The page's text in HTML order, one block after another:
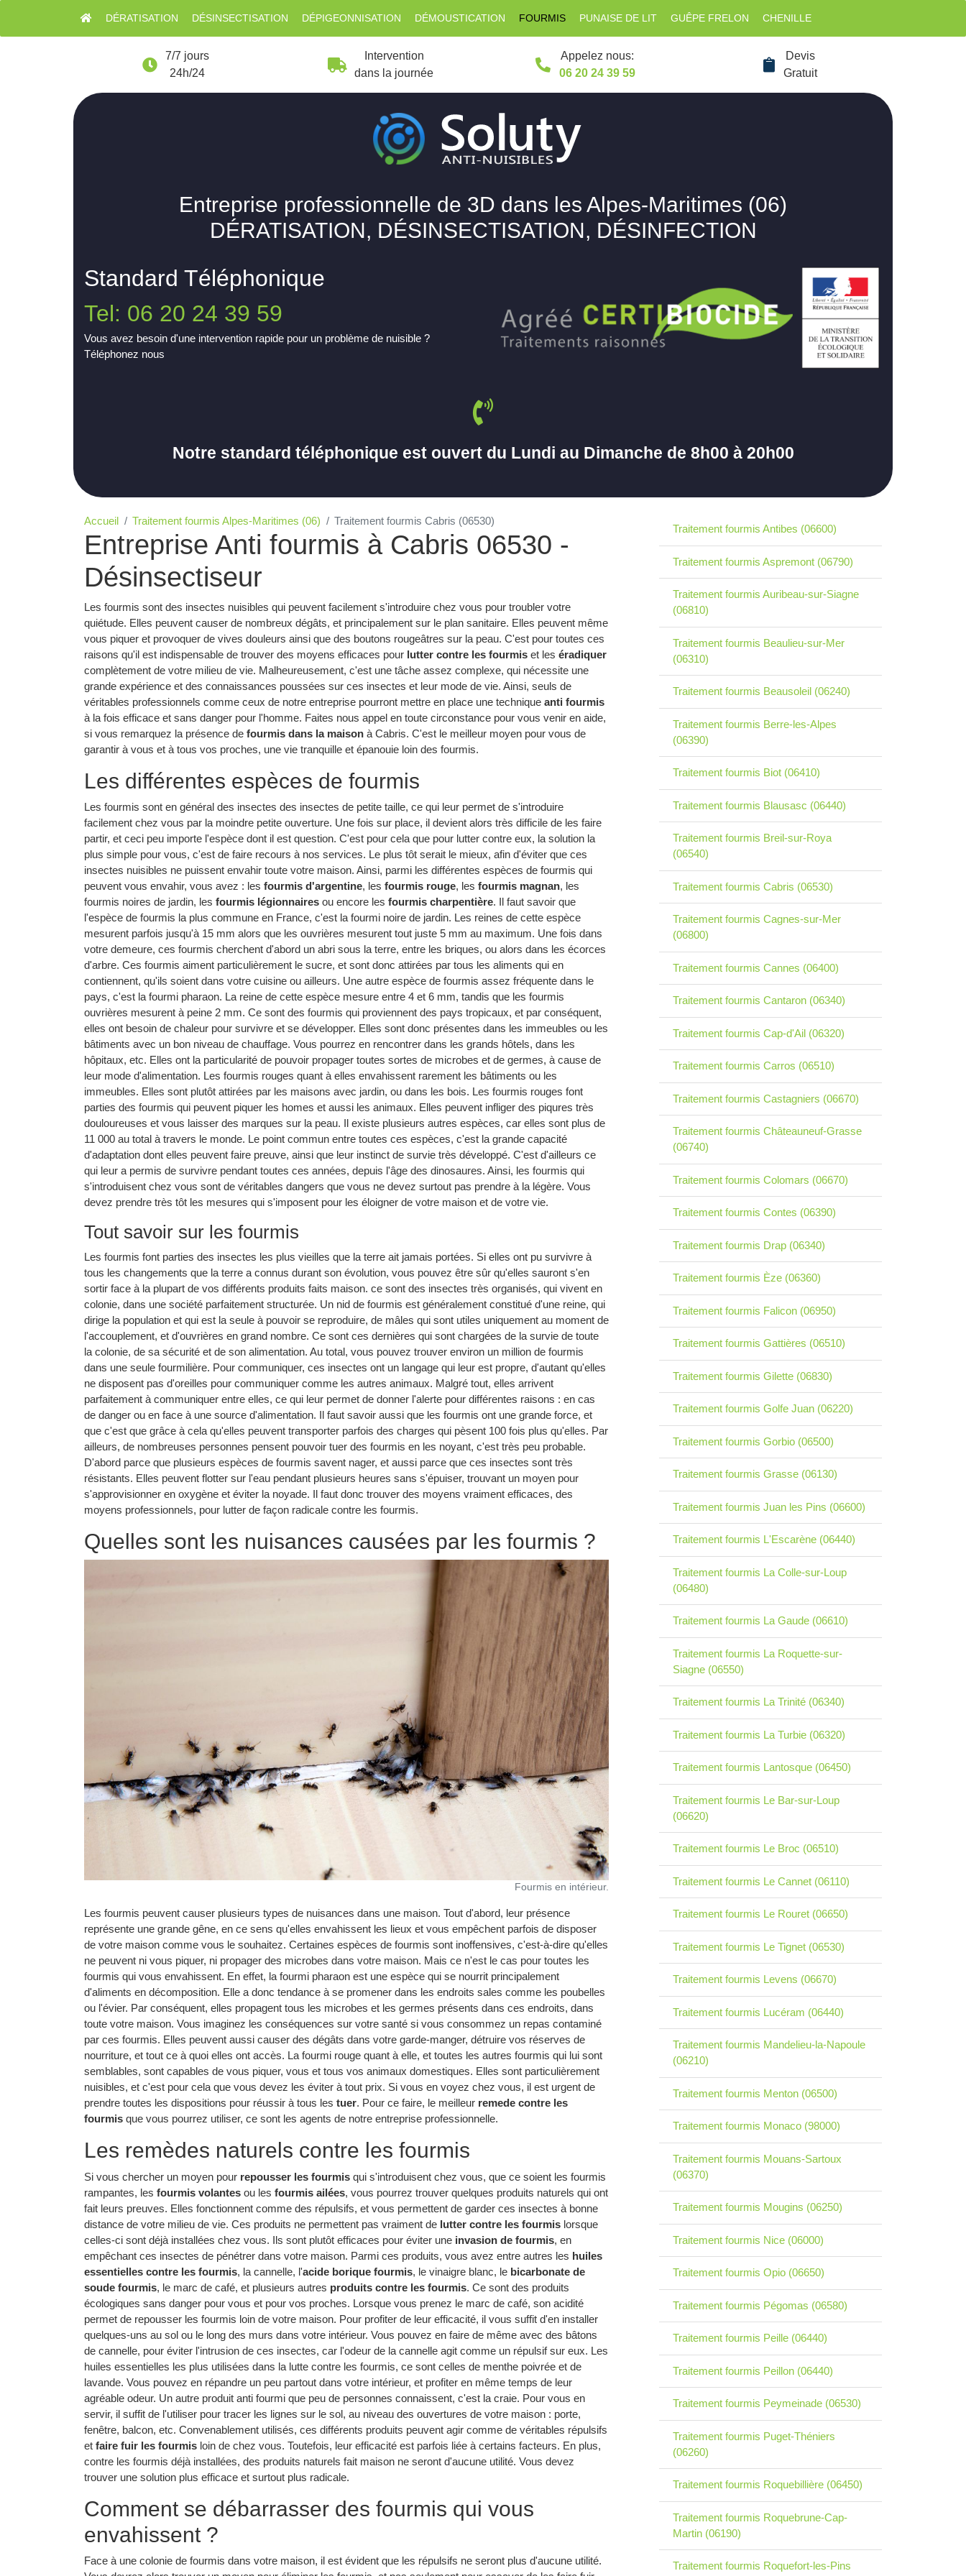
DÉRATISATION DÉSINSECTISATION DÉPIGEONNISATION DÉMOUSTICATION FOURMIS PUNAISE DE LIT GUÊPE FRELON CHENILLE
7/7 jours
24h/24
Intervention
dans la journée
Appelez nous:
06 20 24 39 59
Devis
Gratuit
Entreprise professionnelle de 3D dans les Alpes-Maritimes (06)
DÉRATISATION, DÉSINSECTISATION, DÉSINFECTION
Standard Téléphonique
Tel: 06 20 24 39 59
Vous avez besoin d'une intervention rapide pour un problème de nuisible ?
Téléphonez nous
Notre standard téléphonique est ouvert du Lundi au Dimanche de 8h00 à 20h00
Accueil Traitement fourmis Alpes-Maritimes (06) Traitement fourmis Cabris (06530)
Entreprise Anti fourmis à Cabris 06530 -
Désinsectiseur
Les fourmis sont des insectes nuisibles qui peuvent facilement s'introduire chez vous pour troubler votre
quiétude. Elles peuvent causer de nombreux dégâts, et principalement sur le plan sanitaire. Elles peuvent même
vous piquer et provoquer de vives douleurs ainsi que des boutons rougeâtres sur la peau. C'est pour toutes ces
raisons qu'il est indispensable de trouver des moyens efficaces pour lutter contre les fourmis et les éradiquer
complètement de votre milieu de vie. Malheureusement, c'est une tâche assez complexe, qui nécessite une
grande expérience et des connaissances poussées sur ces insectes et leur mode de vie. Ainsi, seuls de
véritables professionnels comme ceux de notre entreprise pourront mettre en place une technique anti fourmis
à la fois efficace et sans danger pour l'homme. Faites nous appel en toute circonstance pour vous venir en aide,
si vous remarquez la présence de fourmis dans la maison à Cabris. C'est le meilleur moyen pour vous de
garantir à vous et à tous vos proches, une vie tranquille et épanouie loin des fourmis.
Les différentes espèces de fourmis
Les fourmis sont en général des insectes des insectes de petite taille, ce qui leur permet de s'introduire
facilement chez vous par la moindre petite ouverture. Une fois sur place, il devient alors très difficile de les faire
partir, et ceci peu importe l'espèce dont il est question. C'est pour cela que pour lutter contre eux, la solution la
plus simple pour vous, c'est de faire recours à nos services. Le plus tôt serait le mieux, afin d'éviter que ces
insectes nuisibles ne puissent envahir toute votre maison. Ainsi, parmi les différentes espèces de fourmis qui
peuvent vous envahir, vous avez : les fourmis d'argentine, les fourmis rouge, les fourmis magnan, les
fourmis noires de jardin, les fourmis légionnaires ou encore les fourmis charpentière. Il faut savoir que
l'espèce de fourmis la plus commune en France, c'est la fourmi noire de jardin. Les reines de cette espèce
mesurent parfois jusqu'à 15 mm alors que les ouvrières mesurent tout juste 5 mm au maximum. Une fois dans
votre demeure, ces fourmis cherchent d'abord un abri sous la terre, entre les briques, ou alors dans les écorces
d'arbre. Ces fourmis aiment particulièrement le sucre, et sont donc attirées par tous les aliments qui en
contiennent, qu'ils soient dans votre cuisine ou ailleurs. Une autre espèce de fourmis assez fréquente dans le
pays, c'est la fourmi pharaon. La reine de cette espèce mesure entre 4 et 6 mm, tandis que les fourmis
ouvrières mesurent à peine 2 mm. Ce sont des fourmis qui proviennent des pays tropicaux, et par conséquent,
elles ont besoin de chaleur pour survivre et se développer. Elles sont donc présentes dans les immeubles ou les
bâtiments avec un bon niveau de chauffage. Vous pourrez en rencontrer dans les grands hôtels, dans les
hôpitaux, etc. Elles ont la particularité de pouvoir propager toutes sortes de microbes et de germes, à cause de
leur mode d'alimentation. Les fourmis rouges quant à elles envahissent rarement les bâtiments ou les
immeubles. Elles sont plutôt attirées par les maisons avec jardin, ou dans les bois. Les fourmis rouges font
parties des fourmis qui peuvent piquer les homes et aussi les animaux. Elles peuvent infliger des piqures très
douloureuses et vous laisser des marques sur la peau. Il existe plusieurs autres espèces, car elles sont plus de
11 000 au total à travers le monde. Le point commun entre toutes ces espèces, c'est la grande capacité
d'adaptation dont elles peuvent faire preuve, ainsi que leur instinct de survie très développé. C'est d'ailleurs ce
qui leur a permis de survivre pendant toutes ces années, depuis l'âge des dinosaures. Ainsi, les fourmis qui
s'introduisent chez vous sont de véritables dangers que vous ne devez surtout pas prendre à la légère. Vous
devez prendre très tôt les mesures qui s'imposent pour les éloigner de votre maison et de votre vie.
Tout savoir sur les fourmis
Les fourmis font parties des insectes les plus vieilles que la terre ait jamais portées. Si elles ont pu survivre à
tous les changements que la terre a connus durant son évolution, vous pouvez être sûr qu'elles sauront s'en
sortir face à la plupart de vos différents produits faits maison. ce sont des insectes très organisés, qui vivent en
colonie, dans une société parfaitement structurée. Un nid de fourmis est généralement constitué d'une reine, qui
dirige la population et qui est la seule à pouvoir se reproduire, de mâles qui sont utiles uniquement au moment de
l'accouplement, et d'ouvrières en grand nombre. Ce sont ces dernières qui sont chargées de la survie de toute
la colonie, de sa sécurité et de son alimentation. Au total, vous pouvez trouver environ un million de fourmis
dans une seule fourmilière. Pour communiquer, ces insectes ont un langage qui leur est propre, d'autant qu'elles
ne disposent pas d'oreilles pour communiquer comme les autres animaux. Malgré tout, elles arrivent
parfaitement à communiquer entre elles, ce qui leur permet de donner l'alerte pour différentes raisons : en cas
de danger ou en face à une source d'alimentation. Il faut savoir aussi que les fourmis ont une grande force, et
que c'est que grâce à cela qu'elles peuvent transporter parfois des charges qui pèsent 100 fois plus qu'elles. Par
ailleurs, de nombreuses personnes pensent pouvoir tuer des fourmis en les noyant, c'est très peu probable.
D'abord parce que plusieurs espèces de fourmis savent nager, et aussi parce que ces insectes sont très
résistants. Elles peuvent flotter sur l'eau pendant plusieurs heures sans s'épuiser, trouvant un moyen pour
s'approvisionner en oxygène et éviter la noyade. Il faut donc trouver des moyens vraiment efficaces, des
moyens professionnels, pour lutter de façon radicale contre les fourmis.
Quelles sont les nuisances causées par les fourmis ?
Fourmis en intérieur.
Les fourmis peuvent causer plusieurs types de nuisances dans une maison. Tout d'abord, leur présence
représente une grande gêne, en ce sens qu'elles envahissent les lieux et vous empêchent parfois de disposer
de votre maison comme vous le souhaitez. Certaines espèces de fourmis sont inoffensives, c'est-à-dire qu'elles
ne peuvent ni vous piquer, ni propager des microbes dans votre maison. Mais ce n'est le cas pour toutes les
fourmis qui vous envahissent. En effet, la fourmi pharaon est une espèce qui se nourrit principalement
d'aliments en décomposition. Elle a donc tendance à se promener dans les endroits sales comme les poubelles
ou l'évier. Par conséquent, elles propagent tous les microbes et les germes présents dans ces endroits, dans
toute votre maison. Vous imaginez les conséquences sur votre santé si vous consommez un repas contaminé
par ces fourmis. Elles peuvent aussi causer des dégâts dans votre garde-manger, détruire vos réserves de
nourriture, et tout ce à quoi elles ont accès. La fourmi rouge quant à elle, et toutes les autres fourmis qui lui sont
semblables, sont capables de vous piquer, vous et tous vos animaux domestiques. Elles sont particulièrement
nuisibles, et c'est pour cela que vous devez les éviter à tout prix. Si vous en voyez chez vous, il est urgent de
prendre toutes les dispositions pour réussir à tous les tuer. Pour ce faire, le meilleur remede contre les
fourmis que vous pourrez utiliser, ce sont les agents de notre entreprise professionnelle.
Les remèdes naturels contre les fourmis
Si vous chercher un moyen pour repousser les fourmis qui s'introduisent chez vous, que ce soient les fourmis
rampantes, les fourmis volantes ou les fourmis ailées, vous pourrez trouver quelques produits naturels qui ont
fait leurs preuves. Elles fonctionnent comme des répulsifs, et vous permettent de garder ces insectes à bonne
distance de votre milieu de vie. Ces produits ne permettent pas vraiment de lutter contre les fourmis lorsque
celles-ci sont déjà installées chez vous. Ils sont plutôt efficaces pour éviter une invasion de fourmis, en
empêchant ces insectes de pénétrer dans votre maison. Parmi ces produits, vous avez entre autres les huiles
essentielles contre les fourmis, la cannelle, l'acide borique fourmis, le vinaigre blanc, le bicarbonate de
soude fourmis, le marc de café, et plusieurs autres produits contre les fourmis. Ce sont des produits
écologiques sans danger pour vous et pour vos proches. Lorsque vous prenez le marc de café, son acidité
permet de repousser les fourmis loin de votre maison. Pour profiter de leur efficacité, il vous suffit d'en installer
quelques-uns au sol ou le long des murs dans votre intérieur. Vous pouvez en faire de même avec des bâtons
de cannelle, pour éviter l'intrusion de ces insectes, car l'odeur de la cannelle agit comme un répulsif sur eux. Les
huiles essentielles les plus utilisées dans la lutte contre les fourmis, ce sont celles de menthe poivrée et de
lavande. Vous pouvez en répandre un peu partout dans votre intérieur, et profiter en même temps de leur
agréable odeur. Un autre produit anti fourmi que peu de personnes connaissent, c'est la craie. Pour vous en
servir, il suffit de l'utiliser pour tracer les lignes sur le sol, au niveau des ouvertures de votre maison : porte,
fenêtre, balcon, etc. Convenablement utilisés, ces différents produits peuvent agir comme de véritables répulsifs
et faire fuir les fourmis loin de chez vous. Toutefois, leur efficacité est parfois liée à certains facteurs. En plus,
contre les fourmis déjà installées, des produits naturels fait maison ne seront d'aucune utilité. Vous devez
trouver une solution plus efficace et surtout plus radicale.
Comment se débarrasser des fourmis qui vous
envahissent ?
Face à une colonie de fourmis dans votre maison, il est évident que les répulsifs ne seront plus d'aucune utilité.
Traitement fourmis Antibes (06600)
Traitement fourmis Aspremont (06790)
Traitement fourmis Auribeau-sur-Siagne
(06810)
Traitement fourmis Beaulieu-sur-Mer
(06310)
Traitement fourmis Beausoleil (06240)
Traitement fourmis Berre-les-Alpes
(06390)
Traitement fourmis Biot (06410)
Traitement fourmis Blausasc (06440)
Traitement fourmis Breil-sur-Roya
(06540)
Traitement fourmis Cabris (06530)
Traitement fourmis Cagnes-sur-Mer
(06800)
Traitement fourmis Cannes (06400)
Traitement fourmis Cantaron (06340)
Traitement fourmis Cap-d'Ail (06320)
Traitement fourmis Carros (06510)
Traitement fourmis Castagniers (06670)
Traitement fourmis Châteauneuf-Grasse
(06740)
Traitement fourmis Colomars (06670)
Traitement fourmis Contes (06390)
Traitement fourmis Drap (06340)
Traitement fourmis Èze (06360)
Traitement fourmis Falicon (06950)
Traitement fourmis Gattières (06510)
Traitement fourmis Gilette (06830)
Traitement fourmis Golfe Juan (06220)
Traitement fourmis Gorbio (06500)
Traitement fourmis Grasse (06130)
Traitement fourmis Juan les Pins (06600)
Traitement fourmis L'Escarène (06440)
Traitement fourmis La Colle-sur-Loup
(06480)
Traitement fourmis La Gaude (06610)
Traitement fourmis La Roquette-sur-
Siagne (06550)
Traitement fourmis La Trinité (06340)
Traitement fourmis La Turbie (06320)
Traitement fourmis Lantosque (06450)
Traitement fourmis Le Bar-sur-Loup
(06620)
Traitement fourmis Le Broc (06510)
Traitement fourmis Le Cannet (06110)
Traitement fourmis Le Rouret (06650)
Traitement fourmis Le Tignet (06530)
Traitement fourmis Levens (06670)
Traitement fourmis Lucéram (06440)
Traitement fourmis Mandelieu-la-Napoule
(06210)
Traitement fourmis Menton (06500)
Traitement fourmis Monaco (98000)
Traitement fourmis Mouans-Sartoux
(06370)
Traitement fourmis Mougins (06250)
Traitement fourmis Nice (06000)
Traitement fourmis Opio (06650)
Traitement fourmis Pégomas (06580)
Traitement fourmis Peille (06440)
Traitement fourmis Peillon (06440)
Traitement fourmis Peymeinade (06530)
Traitement fourmis Puget-Théniers
(06260)
Traitement fourmis Roquebillière (06450)
Traitement fourmis Roquebrune-Cap-
Martin (06190)
Traitement fourmis Roquefort-les-Pins